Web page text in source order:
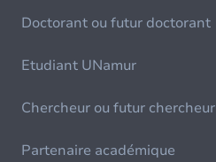
Doctorant ou futur doctorant
Etudiant UNamur
Chercheur ou futur chercheur
Partenaire académique